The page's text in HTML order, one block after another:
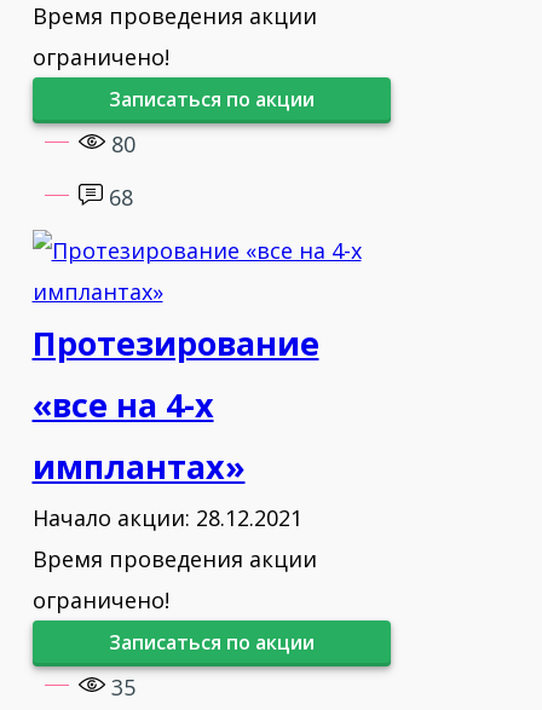
имплантации.
2015 - Авторский курс Дмитрия
Андриянова Дентальная фотография
Преимущество применения
диодного лазера в практике врача-
стоматолога-хирурга, ортопеда,
конгресса ITI Москва
2016 - Участник мастер-класса по
теме: периохирургия как способ
решения пост имплантационных
проблем, доктора А.А. Смолякова
2016 - Базовый курс по имплантации
зубов. Хирургический протокол
Время проведения акции
ограничено!
Записаться по акции
80
68
Протезирование
«все на 4-х
имплантах»
Начало акции: 28.12.2021
Время проведения акции
ограничено!
Записаться по акции
35